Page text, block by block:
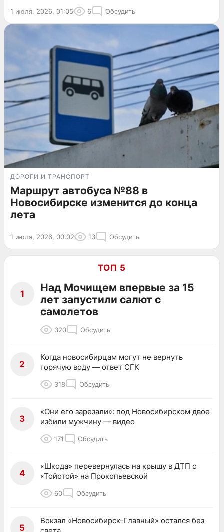
1 июля, 2026, 01:05 6 Обсудить
ДОРОГИ И ТРАНСПОРТ
Маршрут автобуса №88 в
Новосибирске изменится до конца
лета
1 июля, 2026, 00:02 13 Обсудить
ТОП 5
1
Над Мочищем впервые за 15
лет запустили салют с
самолетов
320 Обсудить
2
Когда новосибирцам могут не вернуть
горячую воду — ответ СГК
318 Обсудить
3
«Они его зарезали»: под Новосибирском двое
избили мужчину — видео
171 Обсудить
4
«Шкода» перевернулась на крышу в ДТП с
«Тойотой» на Прокопьевской
60 Обсудить
5
Вокзал «Новосибирск-Главный» остался без